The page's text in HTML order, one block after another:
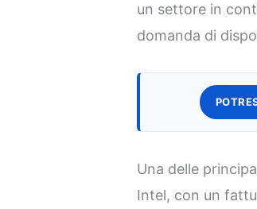
un settore in
domanda di
Una delle
Intel, con un